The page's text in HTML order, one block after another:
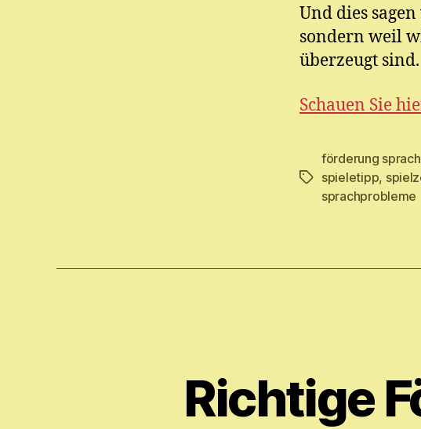
Und dies
sondern weil
überzeugt sind.
Schauen Sie
Schlagwörter
förderung
spieletipp,
sprachprobleme
Richtige